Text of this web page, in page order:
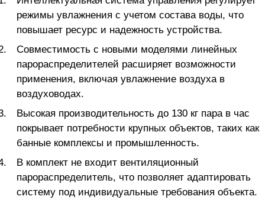
режимы увлажнения с учетом состава воды, что
повышает ресурс и надежность устройства.
Совместимость с новыми моделями линейных
парораспределителей расширяет возможности
применения, включая увлажнение воздуха в
воздуховодах.
Высокая производительность до 130 кг пара в час
покрывает потребности крупных объектов, таких как
банные комплексы и промышленность.
В комплект не входит вентиляционный
парораспределитель, что позволяет адаптировать
систему под индивидуальные требования объекта.